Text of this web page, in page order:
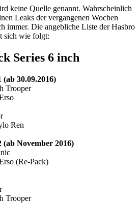
keine Quelle genannt. Wahrscheinlich
Leaks der vergangenen Wochen
immer. Die angebliche Liste der Hasbro
sich wie folgt:
Series 6 inch
(ab 30.09.2016)
Trooper
Ren
(ab November 2016)
(Re-Pack)
Trooper